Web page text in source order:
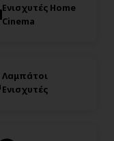
Ενισχυτές Home
Cinema
Λαμπάτοι
Ενισχυτές